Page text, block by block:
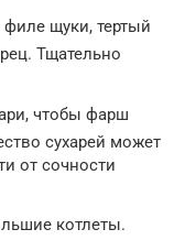
филе щуки, тертый
Тщательно
чтобы фарш
сухарей может
от сочности
котлеты.